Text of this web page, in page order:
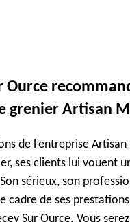
Ource
grenier Artisan
de l’entreprise
ses clients lui vouent
sérieux, son
cadre de ses
Sur Ource. Vous